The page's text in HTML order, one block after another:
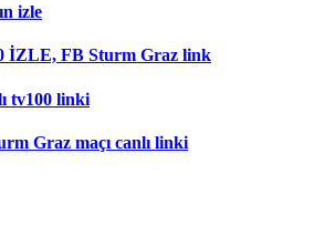
izle
İZLE, FB Sturm Graz link
tv100 linki
Graz maçı canlı linki